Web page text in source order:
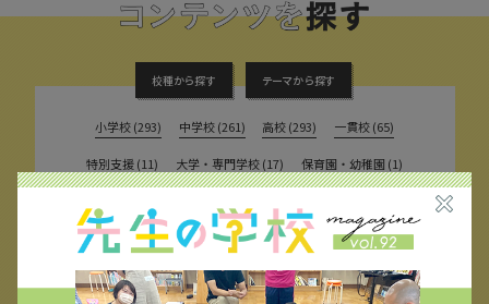
校種から探す テーマから探す
小学校 (293) 中学校 (261) 高校 (293) 一貫校 (65)
特別支援 (11) 大学・専門学校 (17) 保育園・幼稚園 (1)
オルタナティブスクール (18) 教育委員会 (4)